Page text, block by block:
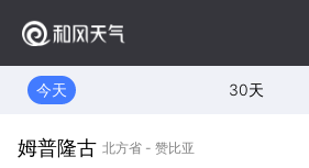
今天 30天
姆普隆古 北方省 - 赞比亚